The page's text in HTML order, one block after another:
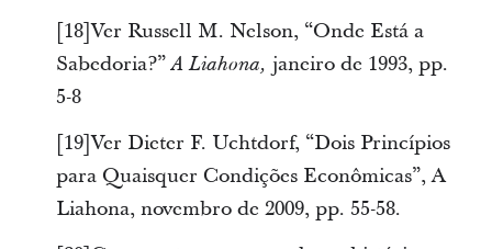
[18]Ver Russell M. Nelson, “Onde Está a
Sabedoria?”A Liahona, janeiro de 1993, pp.
5-8
[19]Ver Dieter F. Uchtdorf, “Dois Princípios
para Quaisquer Condições Econômicas”, A
Liahona, novembro de 2009, pp. 55-58.